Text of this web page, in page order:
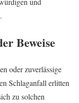
Beweise
oder zuverlässige
Schlaganfall erlitten
zu solchen